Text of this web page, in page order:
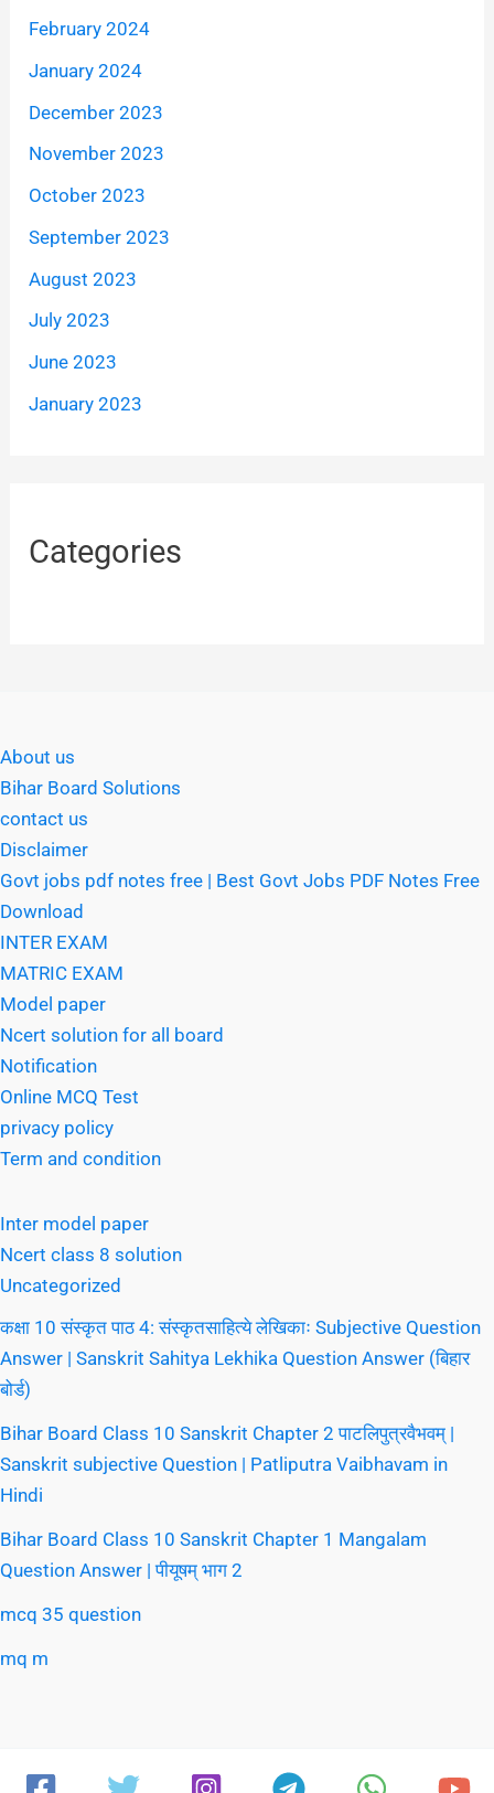
February 2024
January 2024
December 2023
November 2023
October 2023
September 2023
August 2023
July 2023
June 2023
January 2023
Categories
About us
Bihar Board Solutions
contact us
Disclaimer
Govt jobs pdf notes free | Best Govt Jobs PDF Notes Free
Download
INTER EXAM
MATRIC EXAM
Model paper
Ncert solution for all board
Notification
Online MCQ Test
privacy policy
Term and condition
Inter model paper
Ncert class 8 solution
Uncategorized
कक्षा 10 संस्कृत पाठ 4: संस्कृतसाहित्ये लेखिकाः Subjective Question
Answer | Sanskrit Sahitya Lekhika Question Answer (बिहार
बोर्ड)
Bihar Board Class 10 Sanskrit Chapter 2 पाटलिपुत्रवैभवम् |
Sanskrit subjective Question | Patliputra Vaibhavam in
Hindi
Bihar Board Class 10 Sanskrit Chapter 1 Mangalam
Question Answer | पीयूषम् भाग 2
mcq 35 question
mq m